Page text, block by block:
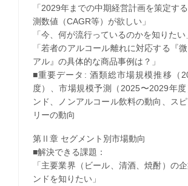
「2029年までの中期経営計画を策定す
測数値（CAGR等）が欲しい」
「今、何が流行っているのかを知りたい
「若者のアルコール離れに対応する『
アル』の具体的な商品事例は？」
■重要データ: 酒類総市場規模推移（
度）、市場規模予測（2025〜2029年
ンド、ノンアルコール飲料の動向、ス
リーの動向
第Ⅱ章 セグメント別市場動向
■解決できる課題：
「主要業界（ビール、清酒、焼酎）の
ンドを知りたい」